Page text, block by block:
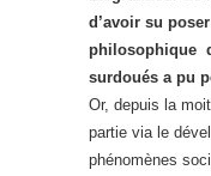
d’avoir su
philosophique
surdoués a pu
Or, depuis la
partie via le
phénomènes